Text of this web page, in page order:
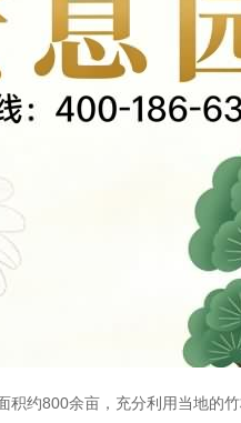
约800余亩，充分利用当地的